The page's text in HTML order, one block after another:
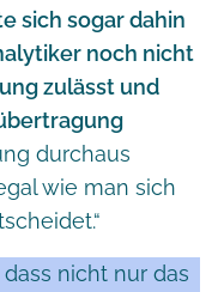
sich sogar dahin
noch nicht
zulässt und
durchaus
wie man sich
nicht nur das